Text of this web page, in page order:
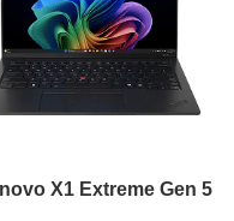
X1 Extreme Gen 5